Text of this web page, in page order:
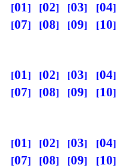
01 02 03 04
07
08 09 10
01 02 03 04
07
08 09 10
01 02 03 04
07
08 09 10